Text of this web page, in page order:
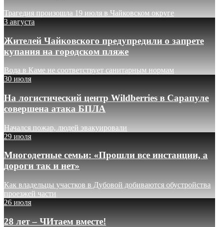
Трагедия произошла 19 июля в Чайковском округе
3 августа
Жителей Чайковского предупредили о запрете
купания на городском пляже
Вода в Каме не соответствует санитарным нормам
30 июля
На логистический центр Wildberries в Сарапуле
совершена атака БПЛА
Начался пожар, людей эвакуировали
29 июля
Многодетные семьи: «Прошли все инстанции, а
дороги так и нет»
Как владельцы участков в Дубовой добиваются обустройства
проезжей части
26 июля
28 лет – ЧИтаем вместе!